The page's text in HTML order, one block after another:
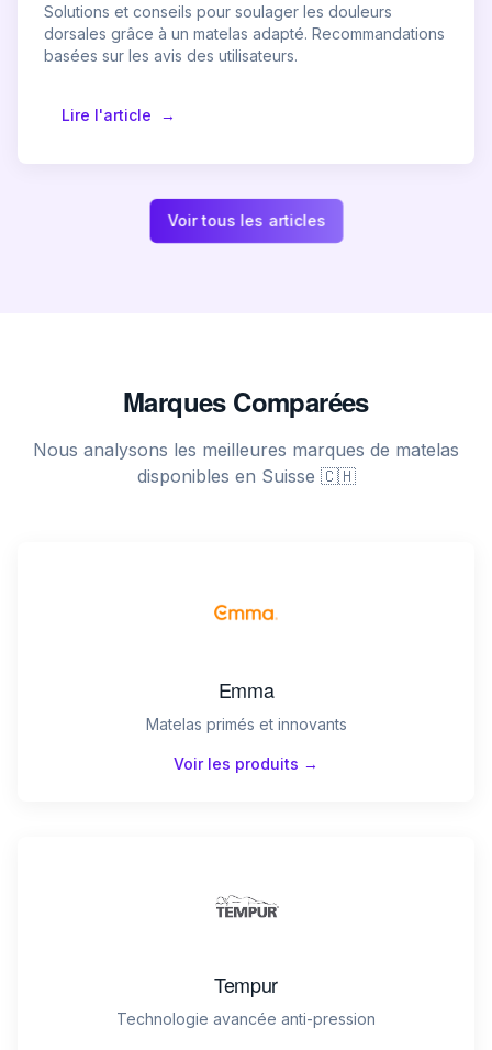
Solutions et conseils pour soulager les douleurs
dorsales grâce à un matelas adapté. Recommandations
basées sur les avis des utilisateurs.
Lire l'article →
Voir tous les articles
Marques Comparées
Nous analysons les meilleures marques de matelas
disponibles en Suisse 🇨🇭
Emma
Matelas primés et innovants
Voir les produits →
Tempur
Technologie avancée anti-pression